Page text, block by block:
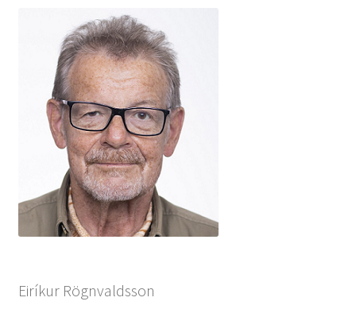
Eiríkur Rögnvaldsson